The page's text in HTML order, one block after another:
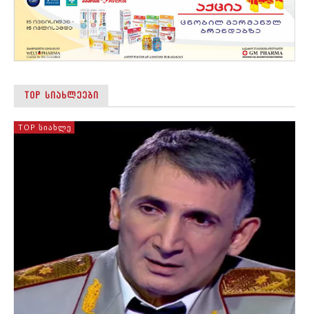
TOP ᲡᲘᲐᲮᲚᲔᲔᲑᲘ
TOP ᲡᲘᲐᲮᲚᲔ